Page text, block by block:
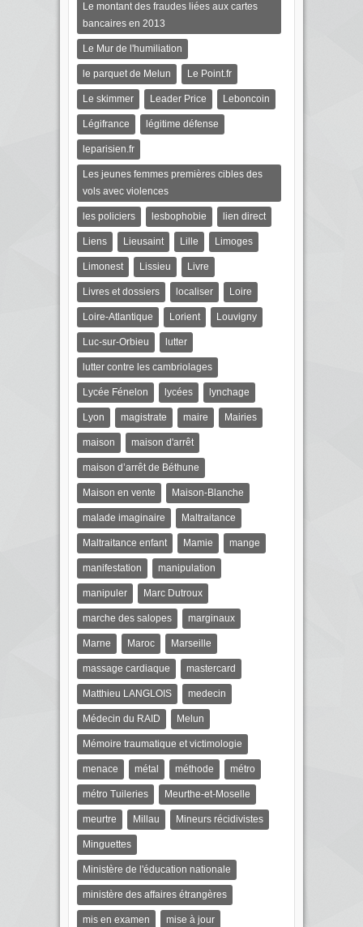
Le montant des fraudes liées aux cartes
bancaires en 2013
Le Mur de l'humiliation
le parquet de Melun Le Point.fr
Le skimmer Leader Price Leboncoin
Légifrance légitime défense
leparisien.fr
Les jeunes femmes premières cibles des
vols avec violences
les policiers lesbophobie lien direct
Liens Lieusaint Lille Limoges
Limonest Lissieu Livre
Livres et dossiers localiser Loire
Loire-Atlantique Lorient Louvigny
Luc-sur-Orbieu lutter
lutter contre les cambriolages
Lycée Fénelon lycées lynchage
Lyon magistrate maire Mairies
maison maison d'arrêt
maison d’arrêt de Béthune
Maison en vente Maison-Blanche
malade imaginaire Maltraitance
Maltraitance enfant Mamie mange
manifestation manipulation
manipuler Marc Dutroux
marche des salopes marginaux
Marne Maroc Marseille
massage cardiaque mastercard
Matthieu LANGLOIS medecin
Médecin du RAID Melun
Mémoire traumatique et victimologie
menace métal méthode métro
métro Tuileries Meurthe-et-Moselle
meurtre Millau Mineurs récidivistes
Minguettes
Ministère de l'éducation nationale
ministère des affaires étrangères
mis en examen mise à jour